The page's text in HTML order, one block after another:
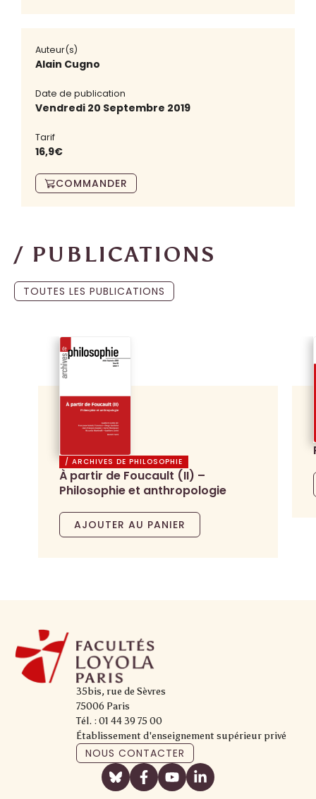
Auteur(s)
Alain Cugno
Date de publication
Vendredi 20 Septembre 2019
Tarif
16,9€
COMMANDER
/ PUBLICATIONS
TOUTES LES PUBLICATIONS
/ ARCHIVES DE PHILOSOPHIE
À partir de Foucault (II) –
Philosophie et anthropologie
AJOUTER AU PANIER
35bis, rue de Sèvres
75006 Paris
Tél. : 01 44 39 75 00
Établissement d'enseignement supérieur privé
NOUS CONTACTER